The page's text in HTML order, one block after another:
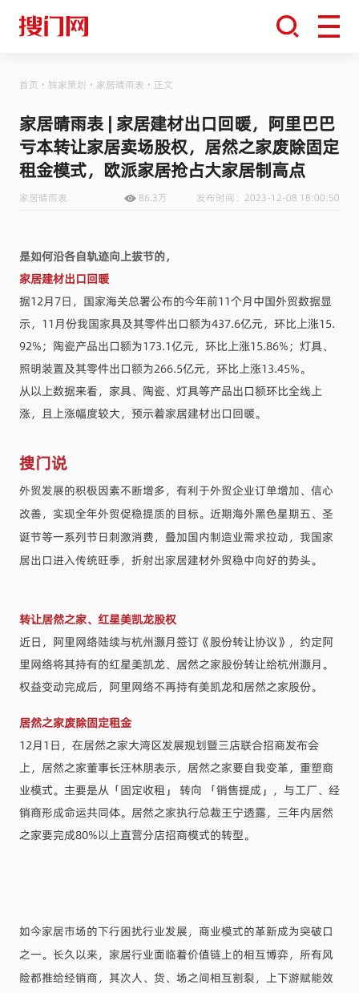
首页 独家策划 家居晴雨表 正文
家居晴雨表 | 家居建材出口回暖，阿里巴巴
亏本转让家居卖场股权，居然之家废除固定
租金模式，欧派家居抢占大家居制高点
家居晴雨表 86.3万 发布时间：2023-12-08 18:00:50
是如何沿各自轨迹向上拔节的，
家居建材出口回暖
据12月7日，国家海关总署公布的今年前11个月中国外贸数据显
示，11月份我国家具及其零件出口额为437.6亿元，环比上涨15.
92%；陶瓷产品出口额为173.1亿元，环比上涨15.86%；灯具、
照明装置及其零件出口额为266.5亿元，环比上涨13.45%。
从以上数据来看，家具、陶瓷、灯具等产品出口额环比全线上
涨，且上涨幅度较大，预示着家居建材出口回暖。
搜门说
外贸发展的积极因素不断增多，有利于外贸企业订单增加、信心
改善，实现全年外贸促稳提质的目标。近期海外黑色星期五、圣
诞节等一系列节日刺激消费，叠加国内制造业需求拉动，我国家
居出口进入传统旺季，折射出家居建材外贸稳中向好的势头。
转让居然之家、红星美凯龙股权
近日，阿里网络陆续与杭州灏月签订《股份转让协议》，约定阿
里网络将其持有的红星美凯龙、居然之家股份转让给杭州灏月。
权益变动完成后，阿里网络不再持有美凯龙和居然之家股份。
居然之家废除固定租金
12月1日，在居然之家大湾区发展规划暨三店联合招商发布会
上，居然之家董事长汪林朋表示，居然之家要自我变革，重塑商
业模式。主要是从「固定收租」 转向 「销售提成」，与工厂、经
销商形成命运共同体。居然之家执行总裁王宁透露，三年内居然
之家要完成80%以上直营分店招商模式的转型。
如今家居市场的下行困扰行业发展，商业模式的革新成为突破口
之一。长久以来，家居行业面临着价值链上的相互博弈，所有风
险都推给经销商，其次人、货、场之间相互割裂，上下游赋能效